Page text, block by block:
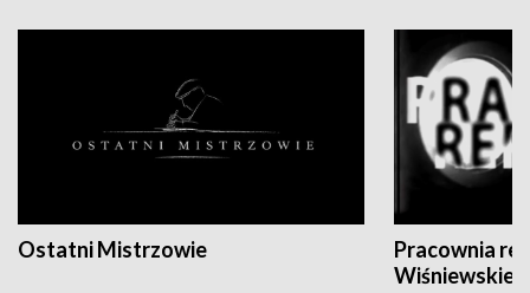
Ostatni Mistrzowie
Pracownia